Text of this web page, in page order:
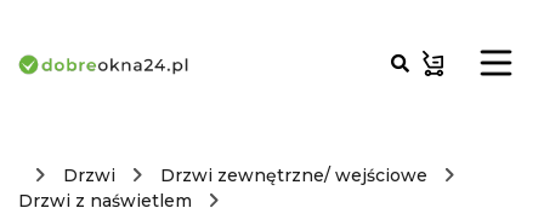
Drzwi
Drzwi zewnętrzne/ wejściowe
Drzwi z naświetlem